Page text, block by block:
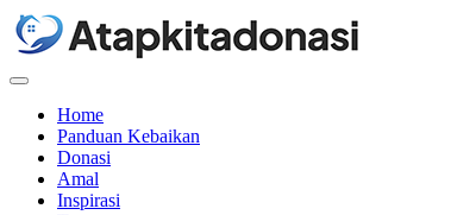
Menu
Home
Panduan Kebaikan
Donasi
Amal
Inspirasi